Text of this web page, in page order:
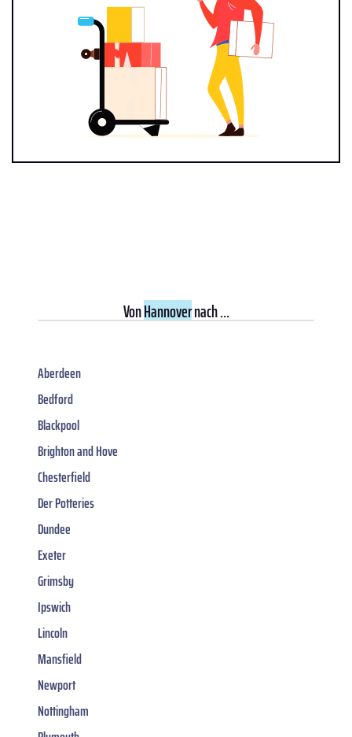
VonHannovernach ...
Aberdeen
Bedford
Blackpool
Brighton and Hove
Chesterfield
Der Potteries
Dundee
Exeter
Grimsby
Ipswich
Lincoln
Mansfield
Newport
Nottingham